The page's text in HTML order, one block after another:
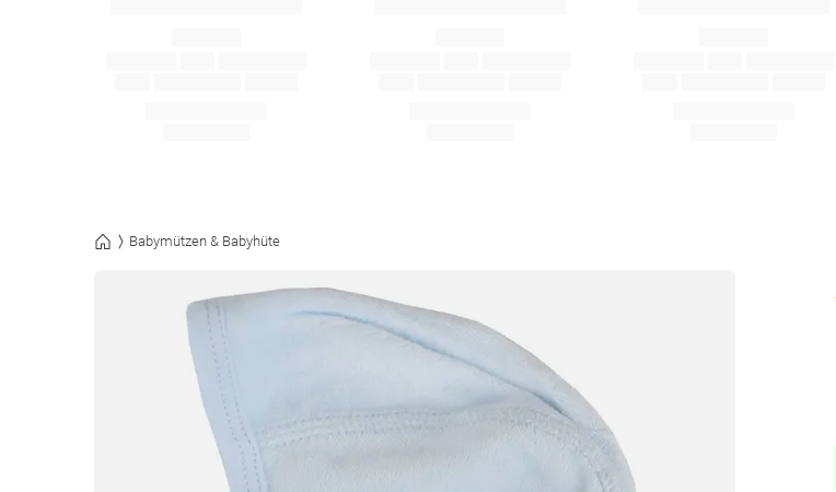
Babymützen & Babyhüte